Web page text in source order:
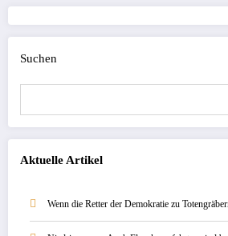
Suchen
Aktuelle Artikel
Wenn die Retter der Demokratie zu